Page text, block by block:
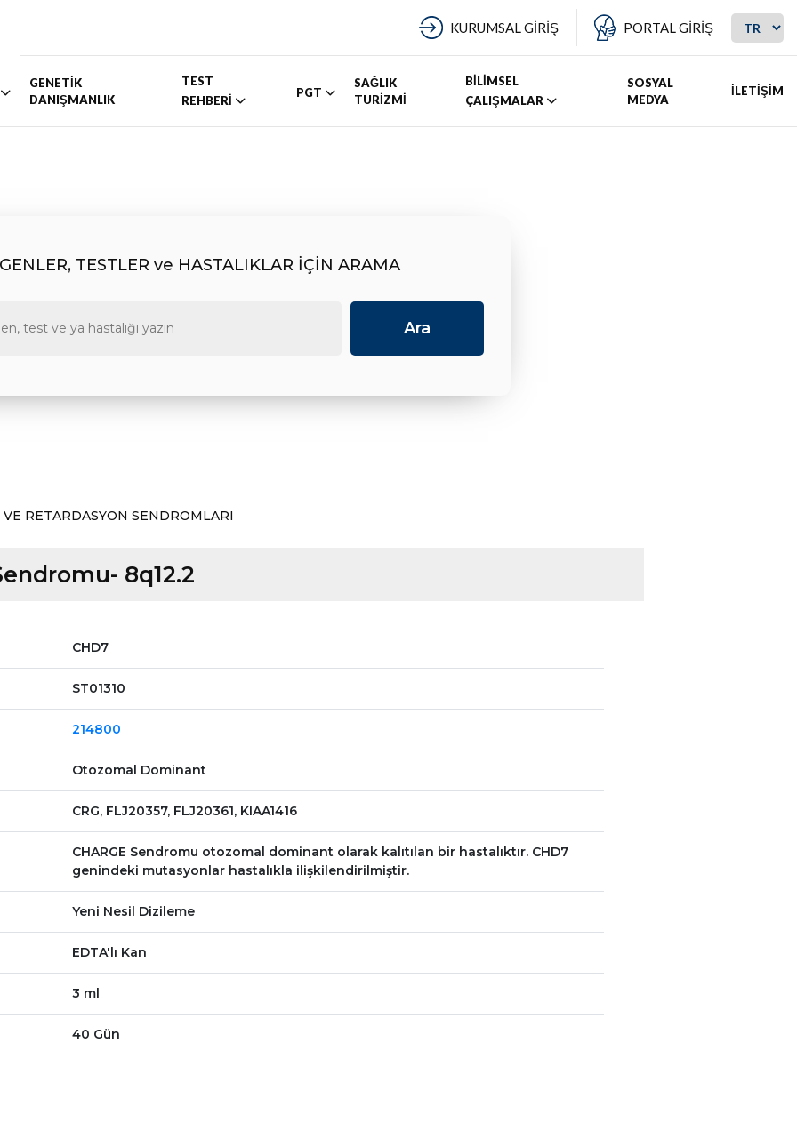
KURUMSAL GİRİŞ PORTAL GİRİŞ
GENETİK
DANIŞMANLIK
TEST
REHBERİ
PGT
SAĞLIK
TURİZMİ
BİLİMSEL
ÇALIŞMALAR
SOSYAL
MEDYA
İLETİŞİM
TESTLER ve HASTALIKLAR İÇİN ARAMA
RETARDASYON SENDROMLARI
8q12.2
CHD7
ST01310
214800
Otozomal Dominant
CRG, FLJ20357, FLJ20361, KIAA1416
CHARGE Sendromu otozomal dominant olarak kalıtılan bir hastalıktır. CHD7
genindeki mutasyonlar hastalıkla ilişkilendirilmiştir.
Yeni Nesil Dizileme
EDTA'lı Kan
3 ml
40 Gün